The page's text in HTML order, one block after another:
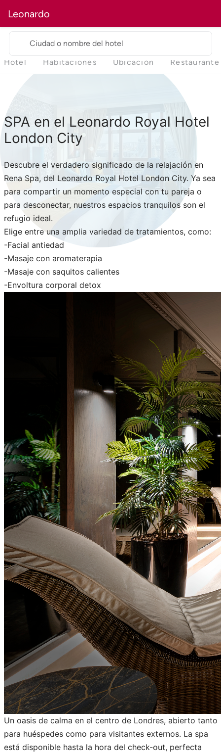
Leonardo
Ciudad o nombre del hotel
Hotel Habitaciones Ubicación Restaurante
SPA en el Leonardo Royal Hotel
London City
Descubre el verdadero significado de la relajación en
Rena Spa, del Leonardo Royal Hotel London City. Ya sea
para compartir un momento especial con tu pareja o
para desconectar, nuestros espacios tranquilos son el
refugio ideal.
Elige entre una amplia variedad de tratamientos, como:
-Facial antiedad
-Masaje con aromaterapia
-Masaje con saquitos calientes
-Envoltura corporal detox
Un oasis de calma en el centro de Londres, abierto tanto
para huéspedes como para visitantes externos. La spa
está disponible hasta la hora del check-out, perfecta